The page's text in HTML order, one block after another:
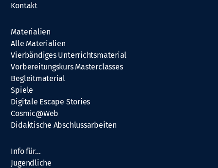
Kontakt
Materialien
Alle Materialien
Vierbändiges Unterrichtsmaterial
Vorbereitungskurs Masterclasses
Begleitmaterial
Spiele
Digitale Escape Stories
Cosmic@Web
Didaktische Abschlussarbeiten
Info für…
Jugendliche